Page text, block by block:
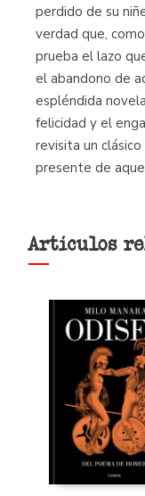
perdido de su
verdad que,
prueba el lazo
el abandono de
espléndida
felicidad y el
revisita un
presente de
Artículos